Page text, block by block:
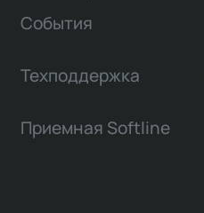
События
Техподдержка
Приемная Softline